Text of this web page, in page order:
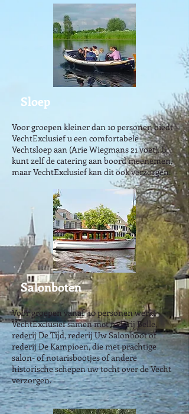
Sloep
Voor groepen kleiner dan 10 personen biedt
VechtExclusief u een comfortabele
Vechtsloep aan (Arie Wiegmans 21 voet). U
kunt zelf de catering aan boord meenemen,
maar VechtExclusief kan dit ook verzorgen.
Salonboten
Voor groepen vanaf 10 personen werkt
VechtExclusief samen metrederij Belle,
rederij De Tijd, rederij Uw Salonboot of
rederij De Kampioen,die met prachtige
salon- of notarisbootjes of andere
historische schepen uw tocht over de Vecht
verzorgen.